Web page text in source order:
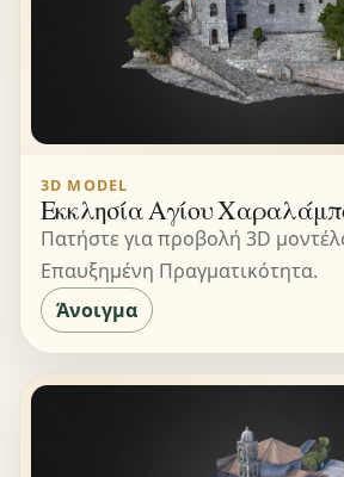
3D MODEL
Εκκλησία Αγίου
Πατήστε για προβολή 3D
Επαυξημένη Πραγματικότητα.
Άνοιγμα